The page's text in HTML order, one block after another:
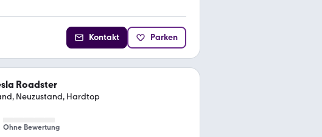
Kontakt Parken
Roadster
Neuzustand, Hardtop
Ohne Bewertung